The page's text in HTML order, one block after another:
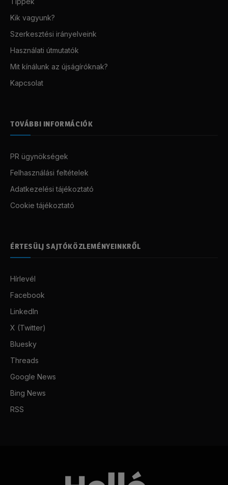
Kik vagyunk?
Szerkesztési irányelveink
Használati útmutatók
Mit kínálunk az újságíróknak?
Kapcsolat
TOVÁBBI INFORMÁCIÓK
PR ügynökségek
Felhasználási feltételek
Adatkezelési tájékoztató
Cookie tájékoztató
ÉRTESÜLJ SAJTÓKÖZLEMÉNYEINKRŐL
Hírlevél
Facebook
LinkedIn
X (Twitter)
Bluesky
Threads
Google News
Bing News
RSS